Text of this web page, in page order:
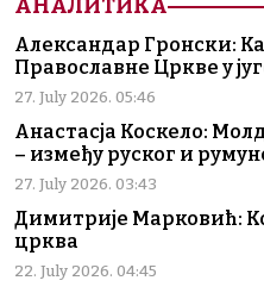
АНАЛИТИКА
Александар Гронски:
Православне Цркве у
27. July 2026. 05:46
Анастасја Коскело:
– између руског и
27. July 2026. 03:43
Димитрије Марковић:
црква
22. July 2026. 04:45